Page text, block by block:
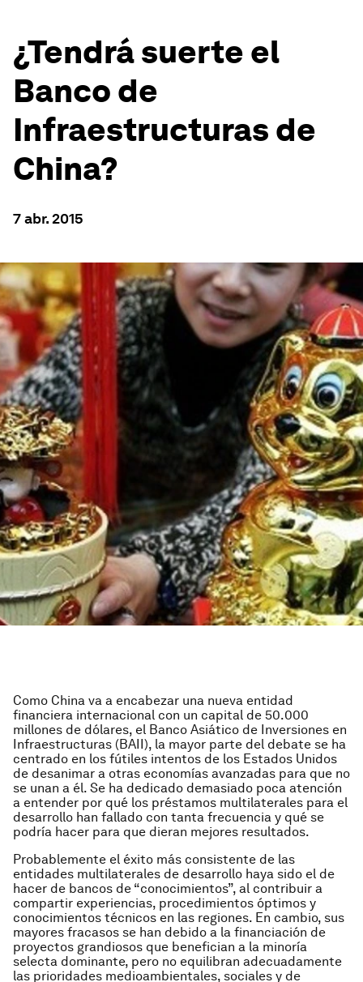
¿Tendrá suerte el
Banco de
Infraestructuras de
China?
7 abr. 2015
Como China va a encabezar una nueva entidad
financiera internacional con un capital de 50.000
millones de dólares, el Banco Asiático de Inversiones en
Infraestructuras (BAII), la mayor parte del debate se ha
centrado en los fútiles intentos de los Estados Unidos
de desanimar a otras economías avanzadas para que no
se unan a él. Se ha dedicado demasiado poca atención
a entender por qué los préstamos multilaterales para el
desarrollo han fallado con tanta frecuencia y qué se
podría hacer para que dieran mejores resultados.
Probablemente el éxito más consistente de las
entidades multilaterales de desarrollo haya sido el de
hacer de bancos de “conocimientos”, al contribuir a
compartir experiencias, procedimientos óptimos y
conocimientos técnicos en las regiones. En cambio, sus
mayores fracasos se han debido a la financiación de
proyectos grandiosos que benefician a la minoría
selecta dominante, pero no equilibran adecuadamente
las prioridades medioambientales, sociales y de